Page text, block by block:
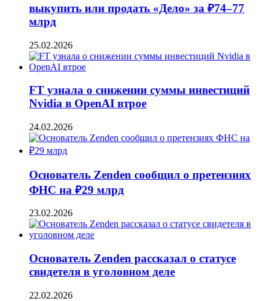
выкупить или продать «Дело» за ₽74–77
млрд
25.02.2026
FT узнала о снижении суммы инвестиций
Nvidia в OpenAI втрое
24.02.2026
Основатель Zenden сообщил о претензиях
ФНС на ₽29 млрд
23.02.2026
Основатель Zenden рассказал о статусе
свидетеля в уголовном деле
22.02.2026